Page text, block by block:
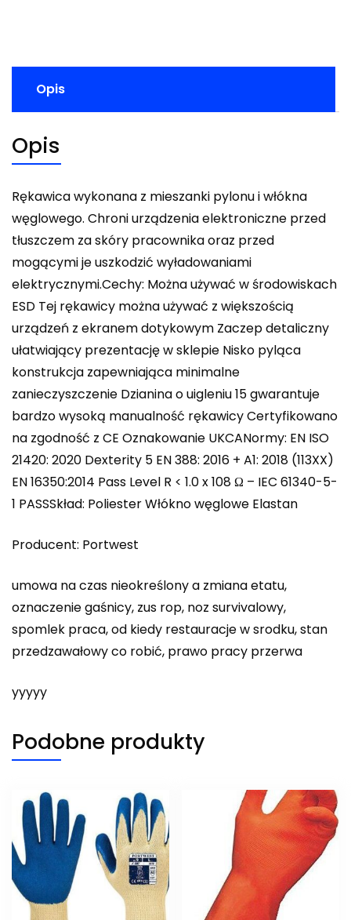
Opis
Opis
Rękawica wykonana z mieszanki pylonu i włókna
węglowego. Chroni urządzenia elektroniczne przed
tłuszczem za skóry pracownika oraz przed
mogącymi je uszkodzić wyładowaniami
elektrycznymi.Cechy: Można używać w środowiskach
ESD Tej rękawicy można używać z większością
urządzeń z ekranem dotykowym Zaczep detaliczny
ułatwiający prezentację w sklepie Nisko pyląca
konstrukcja zapewniająca minimalne
zanieczyszczenie Dzianina o uigleniu 15 gwarantuje
bardzo wysoką manualność rękawicy Certyfikowano
na zgodność z CE Oznakowanie UKCANormy: EN ISO
21420: 2020 Dexterity 5 EN 388: 2016 + A1: 2018 (113XX)
EN 16350:2014 Pass Level R < 1.0 x 108 Ω – IEC 61340-5-
1 PASSSkład: Poliester Włókno węglowe Elastan
Producent: Portwest
umowa na czas nieokreślony a zmiana etatu,
oznaczenie gaśnicy, zus rop, noz survivalowy,
spomlek praca, od kiedy restauracje w srodku, stan
przedzawałowy co robić, prawo pracy przerwa
yyyyy
Podobne produkty